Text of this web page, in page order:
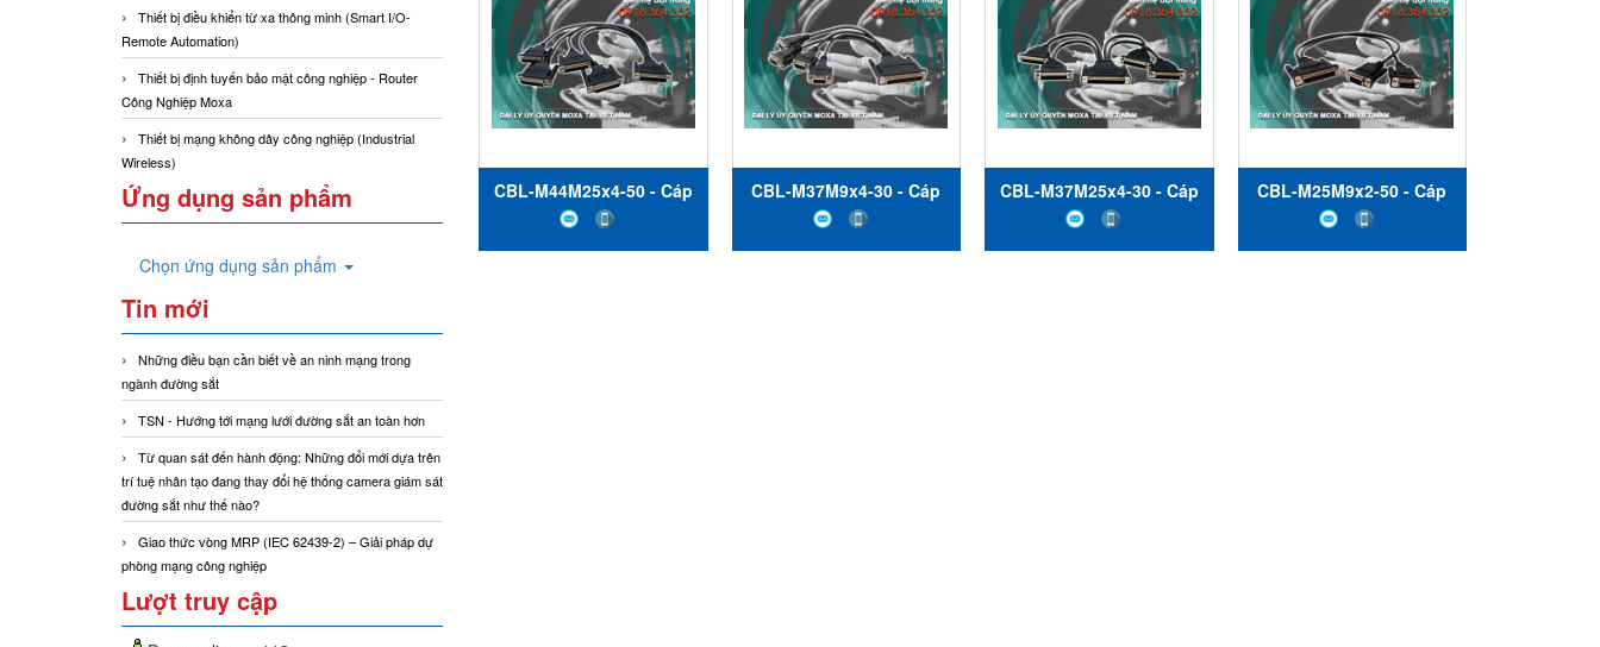
Thiết bị điều khiển từ xa thông minh (Smart I/O-
Remote Automation)
Thiết bị định tuyến bảo mật công nghiệp - Router
Công Nghiệp Moxa
Thiết bị mạng không dây công nghiệp (Industrial
Wireless)
Ứng dụng sản phẩm
Chọn ứng dụng sản phẩm
Tin mới
Những điều bạn cần biết về an ninh mạng trong
ngành đường sắt
TSN - Hướng tới mạng lưới đường sắt an toàn hơn
Từ quan sát đến hành động: Những đổi mới dựa trên
trí tuệ nhân tạo đang thay đổi hệ thống camera giám sát
đường sắt như thế nào?
Giao thức vòng MRP (IEC 62439-2) – Giải pháp dự
phòng mạng công nghiệp
Lượt truy cập
CBL-M44M25x4-50 - Cáp
kết nối 4 cổng DB44M
đến DB25M - 50 cm -
CBL-M37M9x4-30 - Cáp
kết nối 4 cổng DB37M
đến DB9M - 30 cm -
CBL-M37M25x4-30 - Cáp
kết nối 4 cổng DB37M
tới DB25M - 30 cm -
CBL-M25M9x2-50 - Cáp
kết nối 2 cổng DB25M
tới DB9M - 50 cm - Moxa